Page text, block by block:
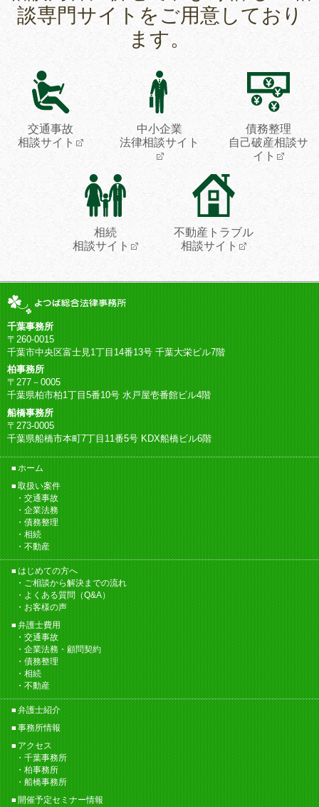
談専門サイトをご用意しており
ます。
交通事故
相談サイト
中小企業
法律相談サイト
債務整理
自己破産相談サ
イト
相続
相談サイト
不動産トラブル
相談サイト
千葉事務所
〒260-0015
千葉市中央区富士見1丁目14番13号 千葉大栄ビル7階
柏事務所
〒277－0005
千葉県柏市柏1丁目5番10号 水戸屋壱番館ビル4階
船橋事務所
〒273-0005
千葉県船橋市本町7丁目11番5号 KDX船橋ビル6階
ホーム
取扱い案件
交通事故
企業法務
債務整理
相続
不動産
はじめての方へ
ご相談から解決までの流れ
よくある質問（Q&A）
お客様の声
弁護士費用
交通事故
企業法務・顧問契約
債務整理
相続
不動産
弁護士紹介
事務所情報
アクセス
千葉事務所
柏事務所
船橋事務所
開催予定セミナー情報